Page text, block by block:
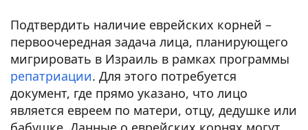
Подтвердить наличие еврейских корней –
первоочередная задача лица, планирующего
мигрировать в Израиль в рамках программы
репатриации. Для этого потребуется
документ, где прямо указано, что лицо
является евреем по матери, отцу, дедушке или